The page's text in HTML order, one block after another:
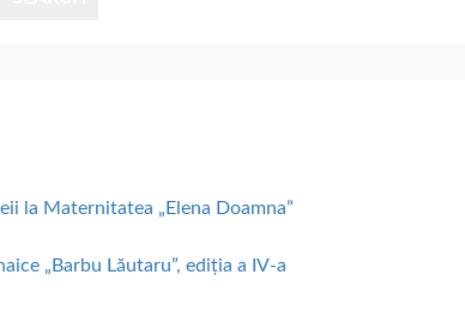
la Maternitatea „Elena Doamna”
„Barbu Lăutaru”, ediția a IV-a